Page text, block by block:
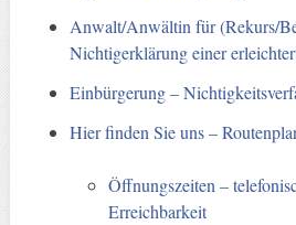
Anwalt/Anwältin für (Rekurs/
Nichtigerklärung einer
Einbürgerung –
Hier finden Sie uns –
Öffnungszeiten –
Erreichbarkeit